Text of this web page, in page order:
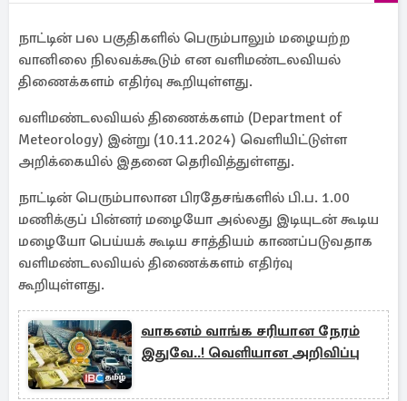
நாட்டின் பல பகுதிகளில் பெரும்பாலும் மழையற்ற
வானிலை நிலவக்கூடும் என வளிமண்டலவியல்
திணைக்களம் எதிர்வு கூறியுள்ளது.
வளிமண்டலவியல் திணைக்களம் (Department of
Meteorology) இன்று (10.11.2024) வெளியிட்டுள்ள
அறிக்கையில் இதனை தெரிவித்துள்ளது.
நாட்டின் பெரும்பாலான பிரதேசங்களில் பி.ப. 1.00
மணிக்குப் பின்னர் மழையோ அல்லது இடியுடன் கூடிய
மழையோ பெய்யக் கூடிய சாத்தியம் காணப்படுவதாக
வளிமண்டலவியல் திணைக்களம் எதிர்வு
கூறியுள்ளது.
வாகனம் வாங்க சரியான நேரம்
இதுவே..! வெளியான அறிவிப்பு